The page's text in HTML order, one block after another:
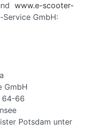
www.e-scooter-
GmbH:
GmbH
64-66
Potsdam unter